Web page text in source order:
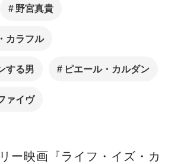
野宮真貴
カラフル
する男 ピエール・カルダン
ァイヴ
ー映画『ライフ・イズ・カ